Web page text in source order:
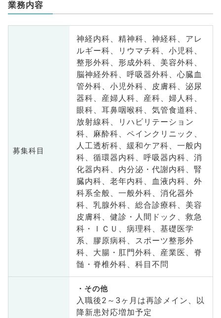
業務内容
募集科目
神経内科、精神科、神経科、アレ
ルギー科、リウマチ科、小児科、
整形外科、形成外科、美容外科、
脳神経外科、呼吸器外科、心臓血
管外科、小児外科、皮膚科、泌尿
器科、産婦人科、産科、婦人科、
眼科、耳鼻咽喉科、気管食道科、
放射線科、リハビリテーション
科、麻酔科、ペインクリニック、
人工透析科、緩和ケア科、一般内
科、循環器内科、呼吸器内科、消
化器内科、内分泌・代謝内科、腎
臓内科、老年内科、血液内科、外
科系全般、一般外科、消化器外
科、乳腺外科、総合診療科、美容
皮膚科、健診・人間ドック、救急
科・ＩＣＵ、病理科、基礎医学
系、膠原病科、スポーツ整形外
科、大腸・肛門外科、産業医、脊
髄・脊椎外科、科目不問
その他
入職後2～3ヶ月は再診メイン、以
降新患対応増加予定